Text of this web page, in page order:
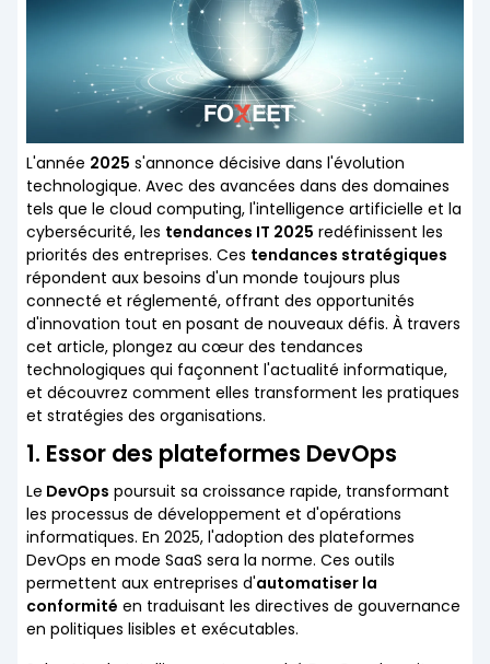
L'année 2025 s'annonce décisive dans l'évolution
technologique. Avec des avancées dans des domaines
tels que le cloud computing, l'intelligence artificielle et la
cybersécurité, les tendances IT 2025 redéfinissent les
priorités des entreprises. Ces tendances stratégiques
répondent aux besoins d'un monde toujours plus
connecté et réglementé, offrant des opportunités
d'innovation tout en posant de nouveaux défis. À travers
cet article, plongez au cœur des tendances
technologiques qui façonnent l'actualité informatique,
et découvrez comment elles transforment les pratiques
et stratégies des organisations.
1. Essor des plateformes DevOps
Le DevOps poursuit sa croissance rapide, transformant
les processus de développement et d'opérations
informatiques. En 2025, l'adoption des plateformes
DevOps en mode SaaS sera la norme. Ces outils
permettent aux entreprises d'automatiser la
conformité en traduisant les directives de gouvernance
en politiques lisibles et exécutables.